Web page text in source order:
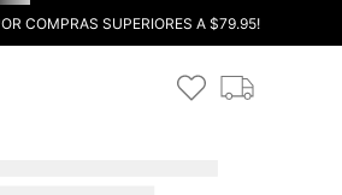
COMPRAS SUPERIORES A $79.95!